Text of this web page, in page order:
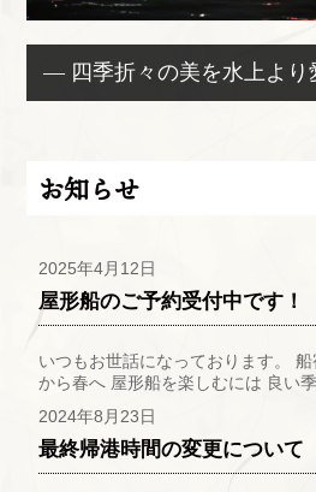
— 四季折々の美を水上よ
お知らせ
2025年4月12日
屋形船のご予約受付中です！
いつもお世話になっております。
から春へ 屋形船を楽しむには 良い
2024年8月23日
最終帰港時間の変更について